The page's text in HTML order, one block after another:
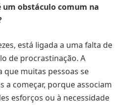
um obstáculo comum na
está ligada a uma falta de
de procrastinação. A
muitas pessoas se
a começar, porque associam
esforços ou à necessidade